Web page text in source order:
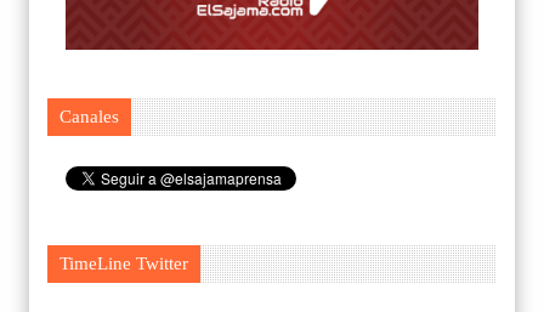
Canales
TimeLine Twitter